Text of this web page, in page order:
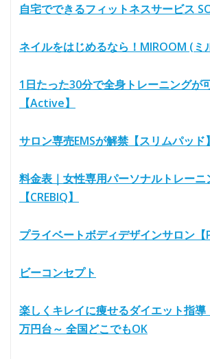
自宅でできるフィットネスサービス
ネイルをはじめるなら！MIROOM (ミ
1日たった30分で全身トレーニングが
【Active】
サロン専売EMSが解禁【スリムパッド】
料金表｜女性専用パーソナルトレーニ
【CREBIQ】
プライベートボディデザインサロン【
ビーコンセプト
楽しくキレイに痩せるダイエット指導
万円台～ 全国どこでもOK